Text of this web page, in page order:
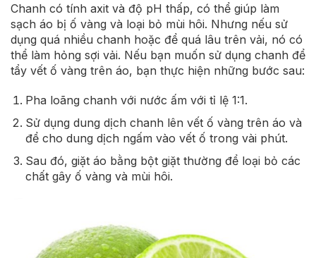
Chanh có tính axit và độ pH thấp, có thể giúp làm
sạch áo bị ố vàng và loại bỏ mùi hôi. Nhưng nếu sử
dụng quá nhiều chanh hoặc để quá lâu trên vải, nó có
thể làm hỏng sợi vải. Nếu bạn muốn sử dụng chanh để
tẩy vết ố vàng trên áo, bạn thực hiện những bước sau:
Pha loãng chanh với nước ấm với tỉ lệ 1:1.
Sử dụng dung dịch chanh lên vết ố vàng trên áo và
để cho dung dịch ngấm vào vết ố trong vài phút.
Sau đó, giặt áo bằng bột giặt thường để loại bỏ các
chất gây ố vàng và mùi hôi.